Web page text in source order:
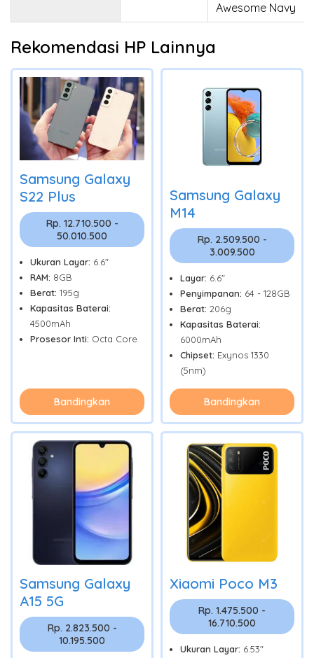
Awesome Navy
Rekomendasi HP Lainnya
Samsung Galaxy
S22 Plus
Rp. 12.710.500 -
50.010.500
Ukuran Layar: 6.6"
RAM: 8GB
Berat: 195g
Kapasitas Baterai:
4500mAh
Prosesor Inti: Octa Core
Bandingkan
Samsung Galaxy
M14
Rp. 2.509.500 -
3.009.500
Layar: 6.6"
Penyimpanan: 64 - 128GB
Berat: 206g
Kapasitas Baterai:
6000mAh
Chipset: Exynos 1330
(5nm)
Bandingkan
Samsung Galaxy
A15 5G
Rp. 2.823.500 -
10.195.500
Xiaomi Poco M3
Rp. 1.475.500 -
16.710.500
Ukuran Layar: 6.53"